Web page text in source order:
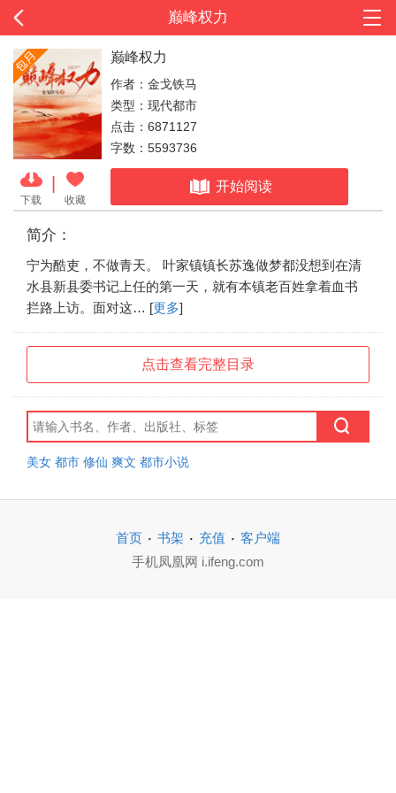
巅峰权力
下载 收藏
巅峰权力
作者：金戈铁马
类型：现代都市
点击：6871127
字数：5593736
开始阅读
简介：
宁为酷吏，不做青天。 叶家镇镇长苏逸做梦都没想到在清
水县新县委书记上任的第一天，就有本镇老百姓拿着血书
拦路上访。面对这… [更多]
点击查看完整目录
美女 都市 修仙 爽文 都市小说
首页 · 书架 · 充值 · 客户端
手机凤凰网 i.ifeng.com